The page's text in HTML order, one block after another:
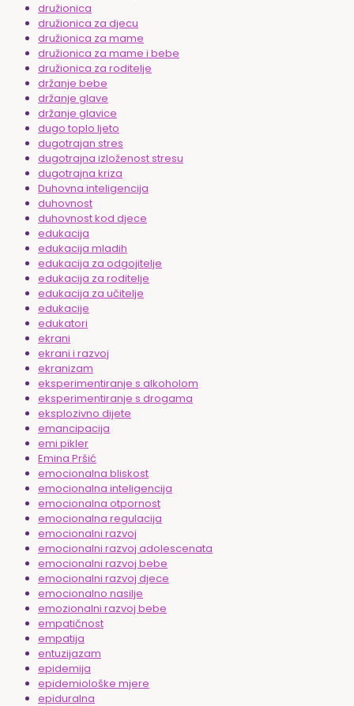
družionica
družionica za djecu
družionica za mame
družionica za mame i bebe
družionica za roditelje
držanje bebe
držanje glave
držanje glavice
dugo toplo ljeto
dugotrajan stres
dugotrajna izloženost stresu
dugotrajna kriza
Duhovna inteligencija
duhovnost
duhovnost kod djece
edukacija
edukacija mladih
edukacija za odgojitelje
edukacija za roditelje
edukacija za učitelje
edukacije
edukatori
ekrani
ekrani i razvoj
ekranizam
eksperimentiranje s alkoholom
eksperimentiranje s drogama
eksplozivno dijete
emancipacija
emi pikler
Emina Pršić
emocionalna bliskost
emocionalna inteligencija
emocionalna otpornost
emocionalna regulacija
emocionalni razvoj
emocionalni razvoj adolescenata
emocionalni razvoj bebe
emocionalni razvoj djece
emocionalno nasilje
emozionalni razvoj bebe
empatičnost
empatija
entuzijazam
epidemija
epidemiološke mjere
epiduralna